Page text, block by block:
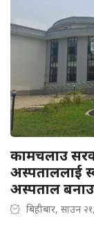
कामचलाउ
अस्पताललाई
अस्पताल
बिहीबार, साउन